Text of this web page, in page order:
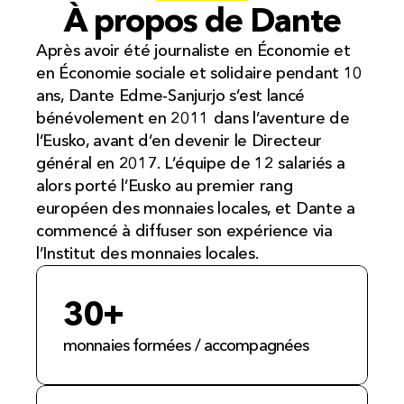
écueils à éviter.
La formation nous a très
concrètement permis
d’accompagner la mise en place à
l’Elef d'une stratégie et d'un plan
d’action annuel, d'outils comme le
prélèvement automatique des
cotisations, ou encore le versement
d’une partie des indemnités des
élu.es de la Ville de Chambéry en
monnaie locale. »
Coordinateur de l'Elef (73)
À propos de Dante
Après avoir été journaliste en Économie et
en Économie sociale et solidaire pendant 10
ans, Dante Edme-Sanjurjo s’est lancé
bénévolement en 2011 dans l’aventure de
l’Eusko, avant d’en devenir le Directeur
général en 2017. L’équipe de 12 salariés a
alors porté l’Eusko au premier rang
européen des monnaies locales, et Dante a
commencé à diffuser son expérience via
l’Institut des monnaies locales.
30+
monnaies formées / accompagnées